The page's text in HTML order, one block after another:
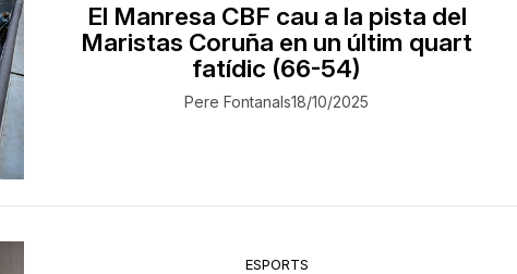
El Manresa CBF cau a la pista del
Maristas Coruña en un últim quart
fatídic (66-54)
Pere Fontanals18/10/2025
ESPORTS